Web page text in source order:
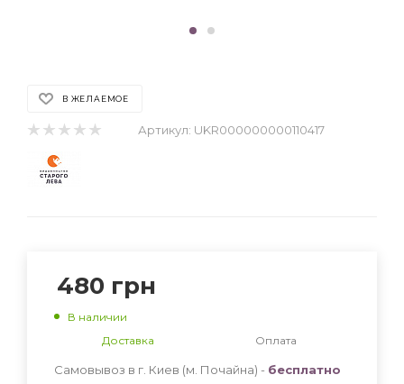
В ЖЕЛАЕМОЕ
Артикул: UKR000000000110417
480 грн
В наличии
Доставка
Оплата
Самовывоз в г. Киев (м. Почайна) - бесплатно